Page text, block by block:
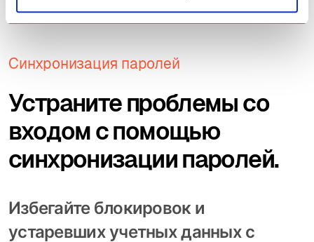
Синхронизация паролей
Устраните проблемы со
входом с помощью
синхронизации паролей.
Избегайте блокировок и
устаревших учетных данных с